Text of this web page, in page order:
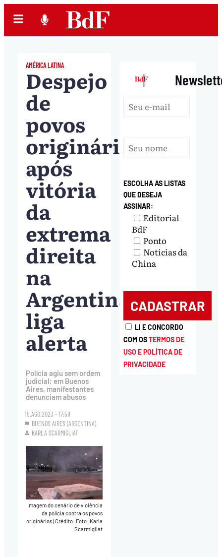
AMÉRICA LATINA
Despejo
de
povos
originários
após
vitória
da
extrema
direita
na
Argentina
liga
alerta
Polícia agiu sem ordem
judicial; em Buenos
Aires, manifestantes
denunciam abusos
15.AGO.2023 - 17:58
BUENOS AIRES (ARGENTINA)
KARLA SCARMIGLIAT
Imagem do cenário de violência
da polícia contra os povos
originários Crédito: Foto: Karla
Scarmigliat
|
ESCOLHA AS LISTAS
QUE DESEJA
ASSINAR:
Editorial
BdF
Ponto
Notícias da
China
LI E CONCORDO
COM OSTERMOS DE
USO E POLÍTICA DE
PRIVACIDADE